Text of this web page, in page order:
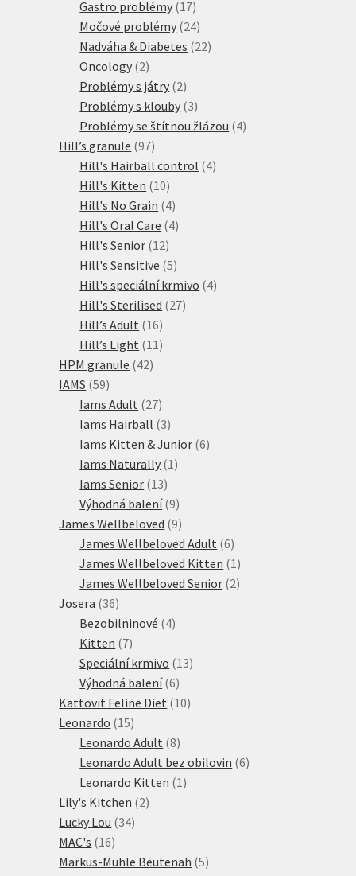
produktů
Gastro problémy 1717
produktů
Močové problémy 2424
produktů
Nadváha & Diabetes 2222
Oncology 22
produkty
Problémy s játry 22
produkty
Problémy s klouby 33
produkty
Problémy se štítnou žlázou 44
Hill’s granule 9797
produktů
Hill's Hairball control 44
Hill's Kitten 1010
produktů
Hill's No Grain 44
produkty
Hill's Oral Care 44
Hill's Senior 1212
produktů
Hill's Sensitive 55
produktů
Hill's speciální krmivo 44
Hill's Sterilised 2727
Hill’s Adult 1616
produktů
Hill’s Light 11 11
HPM granule 4242
IAMS 5959
produktů
Iams Adult 2727
produktů
Iams Hairball 33
produkty
Iams Kitten & Junior 66
Iams Naturally 1 1
Iams Senior 1313
produktů
Výhodná balení 99
produktů
James Wellbeloved 99
produktů
James Wellbeloved Adult 66
produktů
James Wellbeloved Kitten 1 1
produkt
James Wellbeloved Senior 22
Josera 3636
produktů
Bezobilninové 44
Kitten 77
produktů
Speciální krmivo 1313
Výhodná balení 66
produktů
Kattovit Feline Diet 1010
Leonardo 1515
produktů
Leonardo Adult 88
produktů
Leonardo Adult bez obilovin 66
Leonardo Kitten 1 1
Lily's Kitchen 22
Lucky Lou 3434
MAC's 1616
produktů
Markus-Mühle Beutenah 55